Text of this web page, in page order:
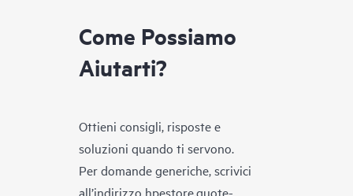
Come Possiamo
Aiutarti?
Ottieni consigli, risposte e
soluzioni quando ti servono.
Per domande generiche, scrivici
all’indirizzo hpestore.quote-